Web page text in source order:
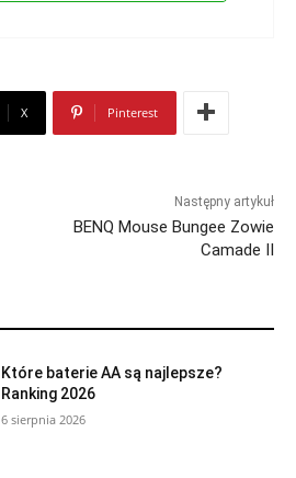
X Pinterest
Następny artykuł
BENQ Mouse Bungee Zowie
Camade II
Które baterie AA są najlepsze?
Ranking 2026
6 sierpnia 2026